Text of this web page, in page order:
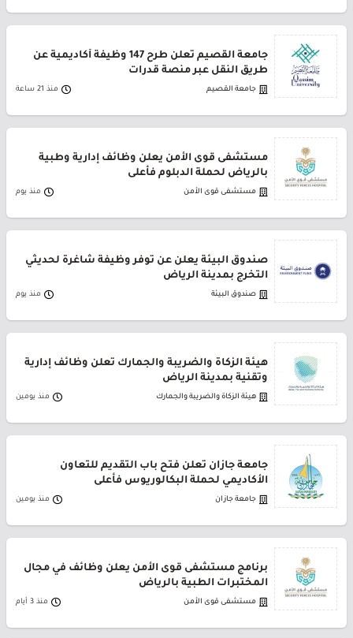
جامعة القصيم تعلن طرح 147 وظيفة أكاديمية عن
طريق النقل عبر منصة قدرات
جامعة القصيم منذ 21 ساعة
مستشفى قوى الأمن يعلن وظائف إدارية وطبية
بالرياض لحملة الدبلوم فأعلى
مستشفى قوى الأمن منذ يوم
صندوق البيئة يعلن عن توفر وظيفة شاغرة لحديثي
التخرج بمدينة الرياض
صندوق البيئة منذ يوم
هيئة الزكاة والضريبة والجمارك تعلن وظائف إدارية
وتقنية بمدينة الرياض
هيئة الزكاة والضريبة والجمارك منذ يومين
جامعة جازان تعلن فتح باب التقديم للتعاون
الأكاديمي لحملة البكالوريوس فأعلى
جامعة جازان منذ يومين
برنامج مستشفى قوى الأمن يعلن وظائف في مجال
المختبرات الطبية بالرياض
مستشفى قوى الأمن منذ 3 أيام